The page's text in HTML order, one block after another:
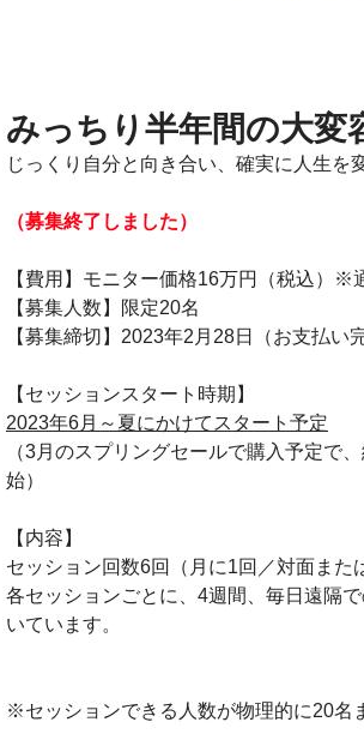
みっちり半年間の大変
じっくり自分と向き合い、確実に人生を
（募集終了しました）
【費用】モニター価格16万円（税込）※
【募集人数】限定20名
【募集締切】2023年2月28日（お支払い
【セッションスタート時期】
2023年6月～夏にかけてスタート予定
（3月のスプリングセールで購入予定で
始）
【内容】
セッション回数6回（月に1回／対面また
各セッションごとに、4週間、毎日遠隔
いています。
※セッションできる人数が物理的に20名